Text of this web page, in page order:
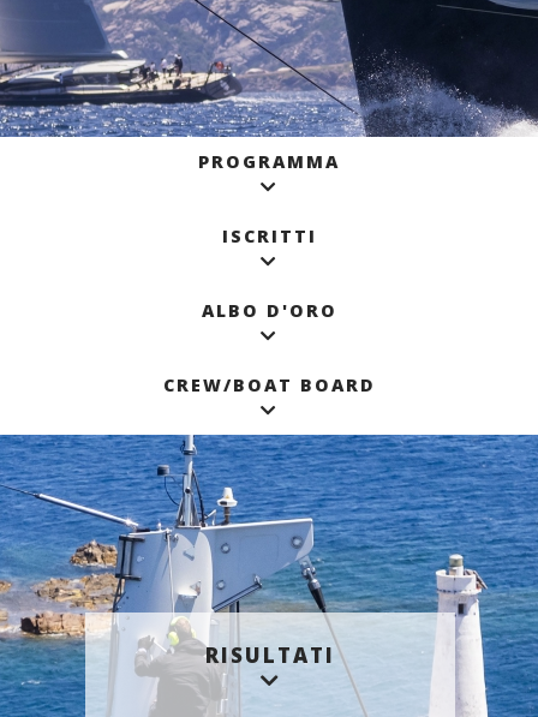
PROGRAMMA
ISCRITTI
ALBO D'ORO
CREW/BOAT BOARD
RISULTATI